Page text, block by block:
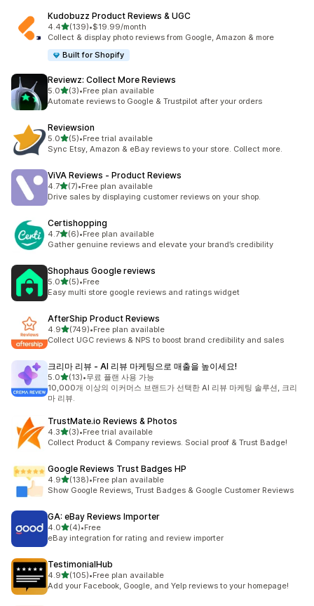
Kudobuzz Product Reviews & UGC
4.4별 5개 중
(139)
총 리뷰 139개
•$19.99/month
Collect & display photo reviews from Google, Amazon & more
Built for Shopify
Reviewz: Collect More Reviews
5.0별 5개 중
(3)
총 리뷰 3개
•Free plan available
Automate reviews to Google & Trustpilot after your orders
Reviewsion
5.0별 5개 중
(5)
총 리뷰 5개
•Free trial available
Sync Etsy, Amazon & eBay reviews to your store. Collect more.
ViVA Reviews ‑ Product Reviews
4.7별 5개 중
(7)
총 리뷰 7개
•Free plan available
Drive sales by displaying customer reviews on your shop.
Certishopping
4.7별 5개 중
(6)
총 리뷰 6개
•Free plan available
Gather genuine reviews and elevate your brand’s credibility
Shophaus Google reviews
5.0별 5개 중
(5)
총 리뷰 5개
•Free
Easy multi store google reviews and ratings widget
AfterShip Product Reviews
4.9별 5개 중
(749)
총 리뷰 749개
•Free plan available
Collect UGC reviews & NPS to boost brand credibility and sales
크리마 리뷰 ‑ AI 리뷰 마케팅으로 매출을 높이세요!
5.0별 5개 중
(13)
총 리뷰 13개
•무료 플랜 사용 가능
10,000개 이상의 이커머스 브랜드가 선택한 AI 리뷰 마케팅 솔루션, 크리
마 리뷰.
TrustMate.io Reviews & Photos
4.3별 5개 중
(3)
총 리뷰 3개
•Free trial available
Collect Product & Company reviews. Social proof & Trust Badge!
Google Reviews Trust Badges HP
4.9별 5개 중
(138)
총 리뷰 138개
•Free plan available
Show Google Reviews, Trust Badges & Google Customer Reviews
GA: eBay Reviews Importer
4.0별 5개 중
(4)
총 리뷰 4개
•Free
eBay integration for rating and review importer
TestimonialHub
4.9별 5개 중
(105)
총 리뷰 105개
•Free plan available
Add your Facebook, Google, and Yelp reviews to your homepage!